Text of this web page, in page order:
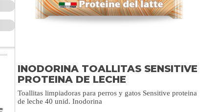
INODORINA TOALLITAS SENSITIVE
PROTEINA DE LECHE
Toallitas limpiadoras para perros y gatos Sensitive proteina
de leche 40 unid. Inodorina